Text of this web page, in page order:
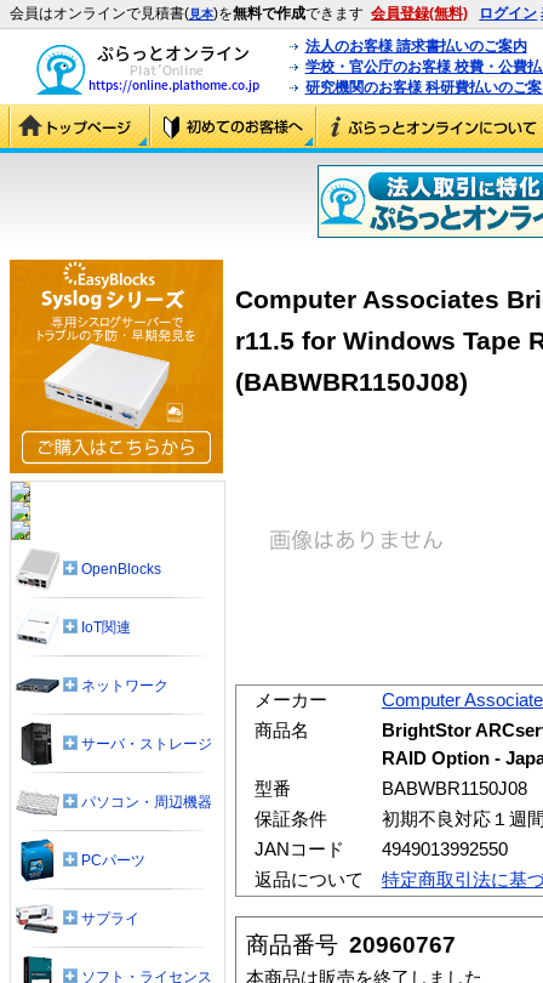
会員はオンラインで見積書(見本)を無料で作成できます 会員登録(無料) ログイン
法人のお客様 請求書払いのご案内
学校・官公庁のお客様 校費・公費
研究機関のお客様 科研費払いのご
Computer Associates
r11.5 for Windows Tape
(BABWBR1150J08)
メーカー
Computer
商品名
BrightStor
RAID Option -
型番
BABWBR1150J08
保証条件
初期不良対応１週
JANコード
4949013992550
返品について
特定商取引法に基
商品番号 20960767
本商品は販売を終了しました
OpenBlocks
IoT関連
ネットワーク
サーバ・ストレージ
パソコン・周辺機器
PCパーツ
サプライ
ソフト・ライセンス